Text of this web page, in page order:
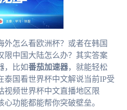
怎么看欧洲杯？或者在韩国
限中国大陆怎么办？其实答案
，比如番茄加速器，就能轻松
泰国看世界杯中文解说当前IP受
视频世界杯中文直播地区限
心功能都能帮你突破壁垒。